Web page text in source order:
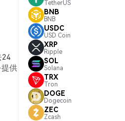
供
TetherUS
BNB
BNB
USDC
USD Coin
XRP
Ripple
SOL
Solana
TRX
Tron
DOGE
Dogecoin
ZEC
Zcash